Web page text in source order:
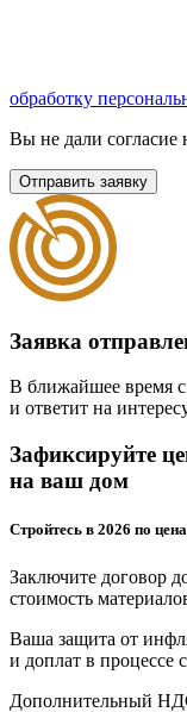
обработку
Вы не дали согласие
Отправить заявку
Заявка
В ближайшее время
и ответит на
Зафиксируйте
на ваш дом
Стройтесь в 2026 по
Заключите договор
стоимость
Ваша защита от
и доплат в процессе
Дополнительный